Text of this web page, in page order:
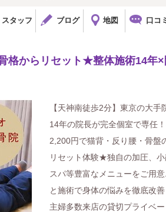
スタッフ ブログ 地図 口コ
格からリセット★整体施術14年
【天神南徒歩2分】東京の大手
14年の院長が完全個室で専任
2,200円で猫背・反り腰・骨盤
リセット体験★独自の加圧、小
スパ等豊富なメニューをご用
と施術で身体の悩みを徹底改善
主婦多数来店の貸切プライベー